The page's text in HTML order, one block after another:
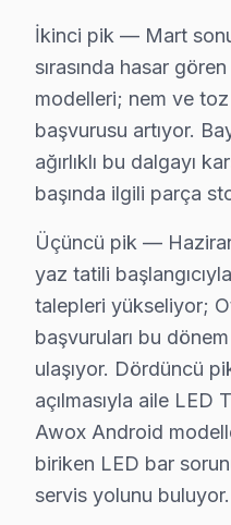
bu marka parça
Garanti belgesi: Her
Bayrampaşa servis
Bayrampaşa'da
Bayrampaşa Awox
Bayrampaşa'da Awox
Bayrampaşa'de Awox
• Anakart tamiri/
• T-Con kartı
• Panel (ekran)
• Yazılım güncelleme
• LED backlight tamiri:
İkinci pik — Mart
sırasında hasar
modelleri; nem ve toz
başvurusu artıyor.
ağırlıklı bu dalgayı
başında ilgili parça
Üçüncü pik —
yaz tatili
talepleri yükseliyor;
başvuruları bu
ulaşıyor. Dördüncü
açılmasıyla aile LED
Awox Android
biriken LED bar
servis yolunu buluyor.